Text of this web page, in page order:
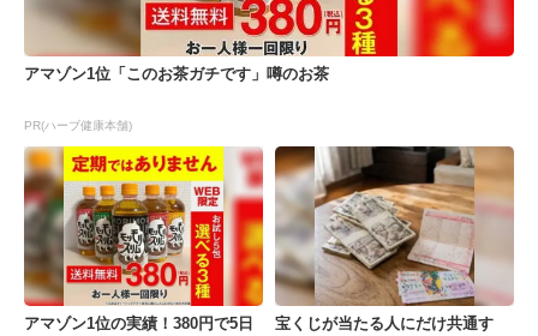
アマゾン1位「このお茶ガチです」噂のお茶
PR(ハーブ健康本舗)
アマゾン1位の実績！380円で5日
宝くじが当たる人にだけ共通す